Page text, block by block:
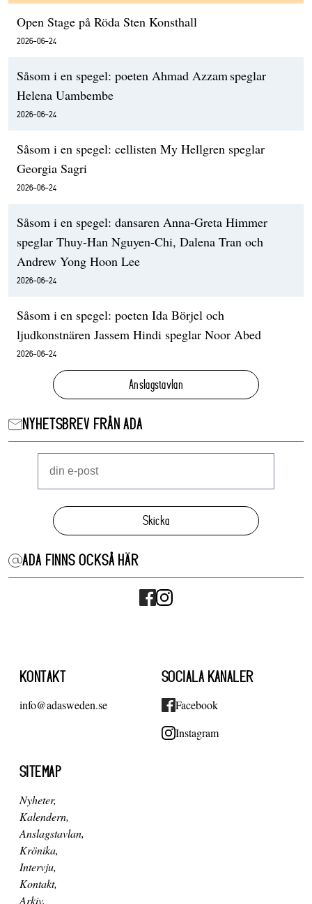
Open Stage på Röda Sten Konsthall
2026-06-24
Såsom i en spegel: poeten Ahmad Azzam speglar
Helena Uambembe
2026-06-24
Såsom i en spegel: cellisten My Hellgren speglar
Georgia Sagri
2026-06-24
Såsom i en spegel: dansaren Anna-Greta Himmer
speglar Thuy-Han Nguyen-Chi, Dalena Tran och
Andrew Yong Hoon Lee
2026-06-24
Såsom i en spegel: poeten Ida Börjel och
ljudkonstnären Jassem Hindi speglar Noor Abed
2026-06-24
Anslagstavlan
NYHETSBREV FRÅN ADA
Skicka
ADA FINNS OCKSÅ HÄR
KONTAKT
info@adasweden.se
SOCIALA KANALER
Facebook
Instagram
SITEMAP
Nyheter
Kalendern
Anslagstavlan
Krönika
Intervju
Kontakt
Arkiv